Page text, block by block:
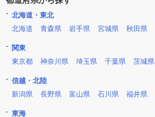
北海道・東北
北海道
青森県 岩手県 宮城県 秋田県
関東
東京都
神奈川県 埼玉県 千葉県 茨城県
信越・北陸
新潟県
長野県 富山県 石川県 福井県
東海